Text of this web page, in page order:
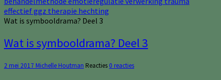
Wat is symbooldrama? Deel 3
Wat is symbooldrama? Deel 3
2 mei 2017 Michelle Houtman Reacties 0 reacties